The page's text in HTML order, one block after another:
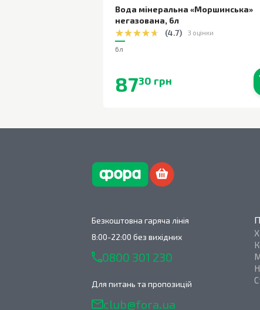
Вода мінеральна «Моршинська»
негазована, 6л
(4.7) 3 оцінки
6л
8730 грн
Безкоштовна гаряча лінія
8:00-22:00 без вихідних
0800 301 230
Для питань та пропозицій
club@fora.ua